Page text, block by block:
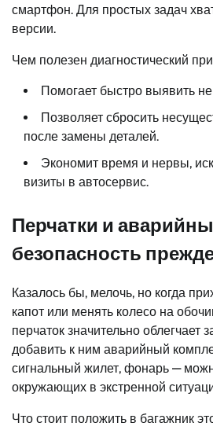
смартфон. Для простых задач
версии.
Чем полезен диагностический
Помогает быстро выявить
Позволяет сбросить
после замены деталей.
Экономит время и нервы,
визиты в автосервис.
Перчатки и
безопасность
Казалось бы, мелочь, но когда
капот или менять колесо на
перчаток значительно облегчает
добавить к ним аварийный
сигнальный жилет, фонарь —
окружающих в экстренной
Что стоит положить в багажник